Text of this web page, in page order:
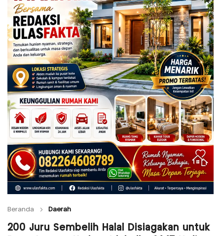
Beranda Daerah
200 Juru Sembelih Halal Disiagakan untuk